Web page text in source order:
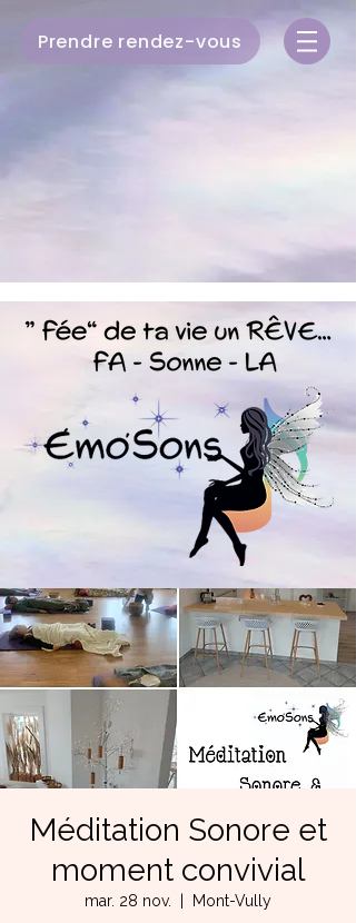
Prendre rendez-vous
Méditation Sonore et
moment convivial
mar. 28 nov. Mont-Vully